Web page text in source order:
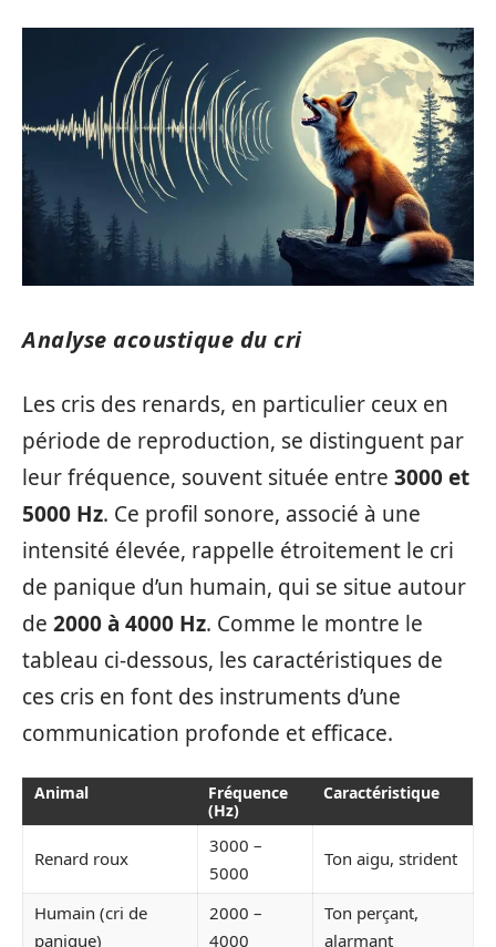
Analyse acoustique du cri
Les cris des renards, en particulier ceux en
période de reproduction, se distinguent par
leur fréquence, souvent située entre 3000 et
5000 Hz. Ce profil sonore, associé à une
intensité élevée, rappelle étroitement le cri
de panique d’un humain, qui se situe autour
de 2000 à 4000 Hz. Comme le montre le
tableau ci-dessous, les caractéristiques de
ces cris en font des instruments d’une
communication profonde et efficace.
Animal
Fréquence
(Hz)
Caractéristique
Renard roux
3000 –
5000
Ton aigu, strident
Humain (cri de
panique)
2000 –
4000
Ton perçant,
alarmant